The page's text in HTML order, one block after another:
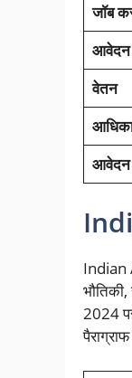
जॉब
आवेदन
वेतन
आवेदन
Indian
2024